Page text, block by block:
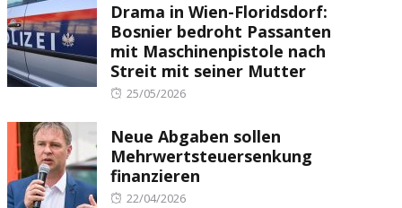
Drama in Wien-Floridsdorf:
Bosnier bedroht Passanten
mit Maschinenpistole nach
Streit mit seiner Mutter
Posted
25/05/2026
Neue Abgaben sollen
Mehrwertsteuersenkung
finanzieren
Posted
22/04/2026